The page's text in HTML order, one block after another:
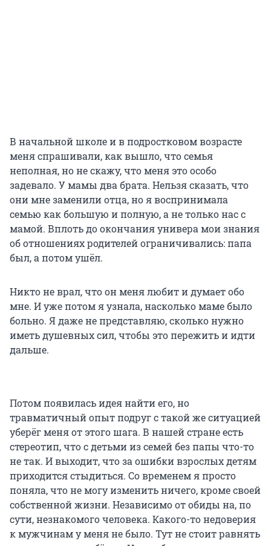
В начальной школе и в подростковом возрасте
меня спрашивали, как вышло, что семья
неполная, но не скажу, что меня это особо
задевало. У мамы два брата. Нельзя сказать, что
они мне заменили отца, но я воспринимала
семью как большую и полную, а не только нас с
мамой. Вплоть до окончания универа мои знания
об отношениях родителей ограничивались: папа
был, а потом ушёл.
Никто не врал, что он меня любит и думает обо
мне. И уже потом я узнала, насколько маме было
больно. Я даже не представляю, сколько нужно
иметь душевных сил, чтобы это пережить и идти
дальше.
Потом появилась идея найти его, но
травматичный опыт подруг с такой же ситуацией
уберёг меня от этого шага. В нашей стране есть
стереотип, что с детьми из семей без папы что-то
не так. И выходит, что за ошибки взрослых детям
приходится стыдиться. Со временем я просто
поняла, что не могу изменить ничего, кроме своей
собственной жизни. Независимо от обиды на, по
сути, незнакомого человека. Какого-то недоверия
к мужчинам у меня не было. Тут не стоит равнять